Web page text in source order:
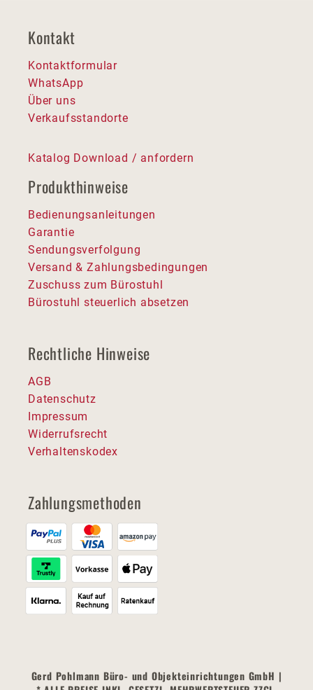
Kontakt
Kontaktformular
WhatsApp
Über uns
Verkaufsstandorte
Katalog Download / anfordern
Produkthinweise
Bedienungsanleitungen
Garantie
Sendungsverfolgung
Versand & Zahlungsbedingungen
Zuschuss zum Bürostuhl
Bürostuhl steuerlich absetzen
Rechtliche Hinweise
AGB
Datenschutz
Impressum
Widerrufsrecht
Verhaltenskodex
Zahlungsmethoden
Gerd Pohlmann Büro- und Objekteinrichtungen GmbH |